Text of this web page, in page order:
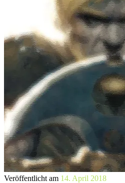
Veröffentlicht am 14. April 2018